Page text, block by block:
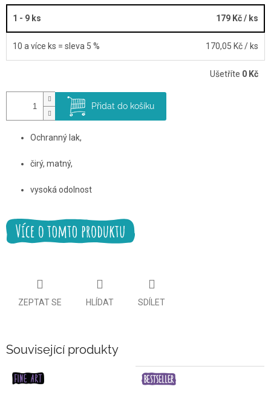
1 - 9 ks 179 Kč/ ks
10 a více ks = sleva 5 % 170,05 Kč/ ks
Ušetříte 0 Kč
Přidat do košíku
Ochranný lak,
čirý, matný,
vysoká odolnost
ZEPTAT SE HLÍDAT SDÍLET
Související produkty